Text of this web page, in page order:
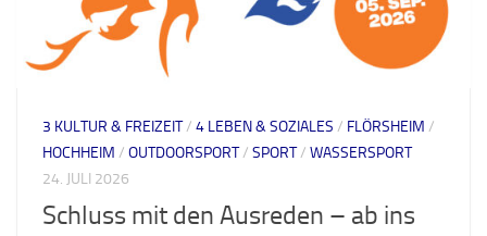
3 KULTUR & FREIZEIT/ 4 LEBEN & SOZIALES / FLÖRSHEIM /
HOCHHEIM / OUTDOORSPORT/ SPORT/ WASSERSPORT
24. JULI 2026
Schluss mit den Ausreden – ab ins